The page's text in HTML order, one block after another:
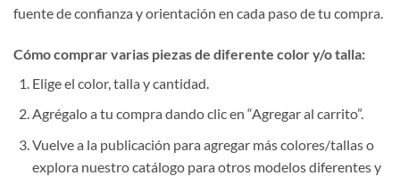
fuente de confianza y orientación en cada paso de tu compra.
Cómo comprar varias piezas de diferente color y/o talla:
Elige el color, talla y cantidad.
Agrégalo a tu compra dando clic en “Agregar al carrito”.
Vuelve a la publicación para agregar más colores/tallas o
explora nuestro catálogo para otros modelos diferentes y